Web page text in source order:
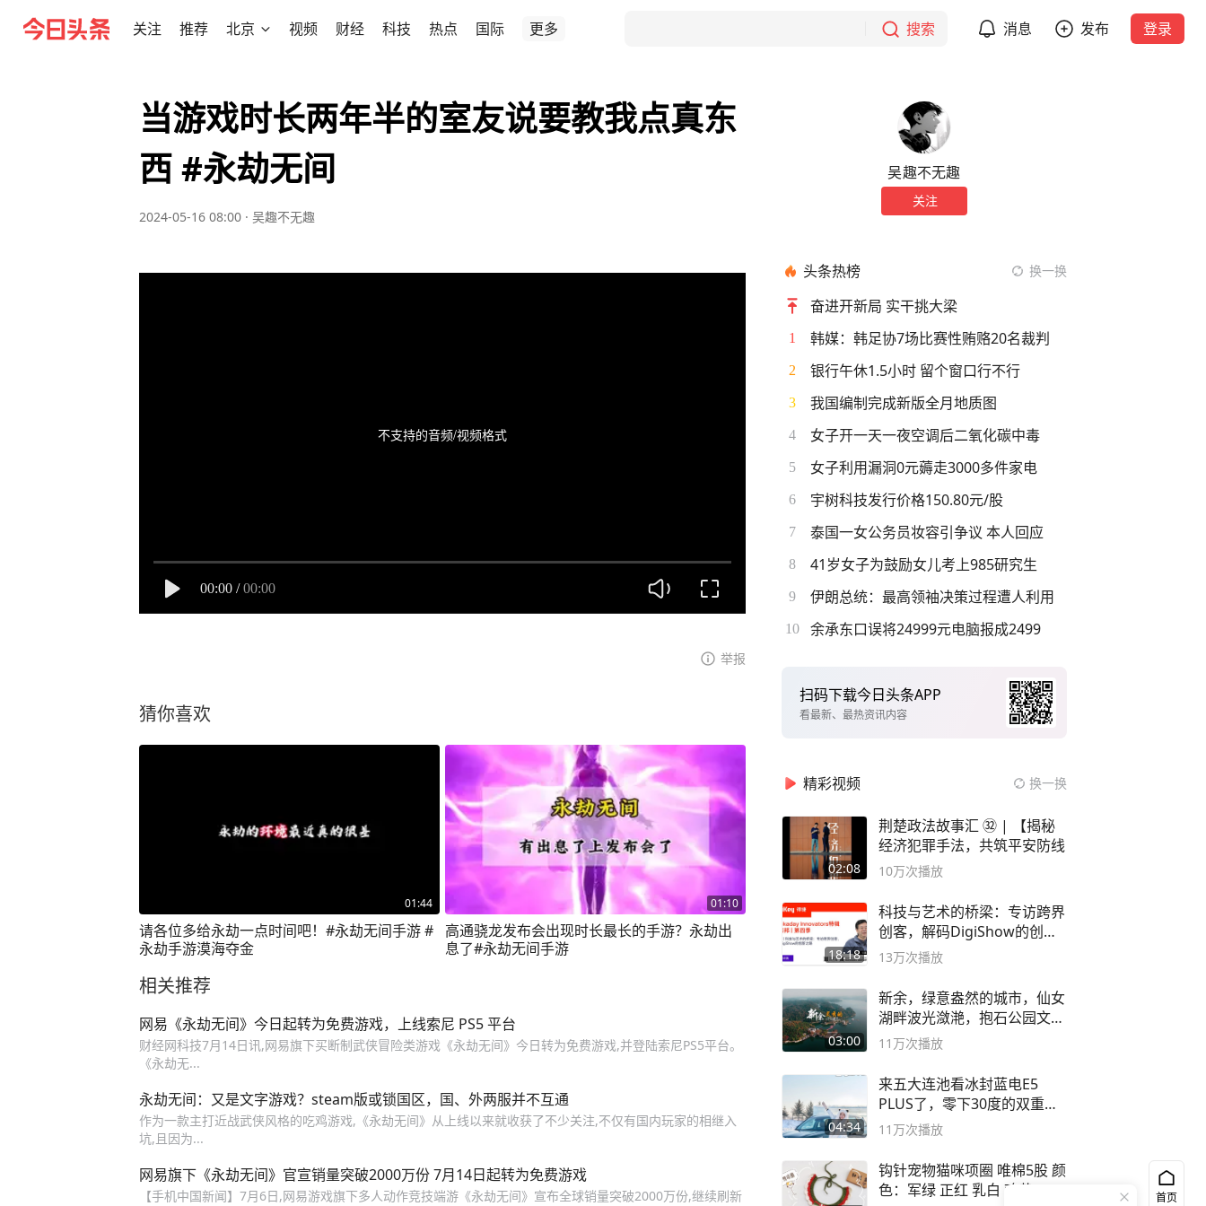
关注 推荐 北京 视频 财经 科技 热点 国际 更多 搜索 消息 发布 登录
当游戏时长两年半的室友说要教我点真东
西 #永劫无间
2024-05-16 08:00 · 吴趣不无趣
不支持的音频/视频格式
00:00 / 00:00
举报
猜你喜欢
01:44
请各位多给永劫一点时间吧！#永劫无间手游 #
永劫手游漠海夺金
01:10
高通骁龙发布会出现时长最长的手游？永劫出
息了#永劫无间手游
相关推荐
网易《永劫无间》今日起转为免费游戏，上线索尼 PS5 平台
财经网科技7月14日讯,网易旗下买断制武侠冒险类游戏《永劫无间》今日转为免费游戏,并登陆索尼PS5平台。
《永劫无...
永劫无间：又是文字游戏？steam版或锁国区，国、外两服并不互通
作为一款主打近战武侠风格的吃鸡游戏,《永劫无间》从上线以来就收获了不少关注,不仅有国内玩家的相继入
坑,且因为...
网易旗下《永劫无间》官宣销量突破2000万份 7月14日起转为免费游戏
【手机中国新闻】7月6日,网易游戏旗下多人动作竞技端游《永劫无间》宣布全球销量突破2000万份,继续刷新
吴趣不无趣
关注
头条热榜 换一换
奋进开新局 实干挑大梁
1 韩媒：韩足协7场比赛性贿赂20名裁判
2 银行午休1.5小时 留个窗口行不行
3 我国编制完成新版全月地质图
4 女子开一天一夜空调后二氧化碳中毒
5 女子利用漏洞0元薅走3000多件家电
6 宇树科技发行价格150.80元/股
7 泰国一女公务员妆容引争议 本人回应
8 41岁女子为鼓励女儿考上985研究生
9 伊朗总统：最高领袖决策过程遭人利用
10 余承东口误将24999元电脑报成2499
扫码下载今日头条APP
看最新、最热资讯内容
精彩视频 换一换
02:08
荆楚政法故事汇 ㉜ | 【揭秘
经济犯罪手法，共筑平安防线
10万次播放
18:18
科技与艺术的桥梁：专访跨界
创客，解码DigiShow的创新
之路
13万次播放
03:00
新余，绿意盎然的城市，仙女
湖畔波光潋滟，抱石公园文化
深邃……
11万次播放
04:34
来五大连池看冰封蓝电E5
PLUS了，零下30度的双重冰
封40小时全录
11万次播放
钩针宠物猫咪项圈 唯棉5股 颜
色：军绿 正红 乳白 鸡黄
首页